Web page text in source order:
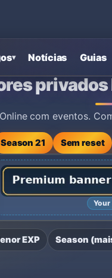
▾ Notícias Guias
eventos
com eventos.
Season 21 Sem reset
EXP Season